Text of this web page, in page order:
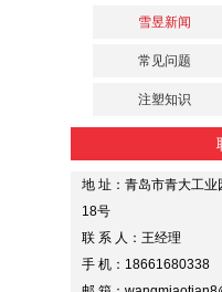
雪昱新闻
常见问题
注塑知识
地 址：青岛市青大工
18号
联 系 人：王经理
手 机：18661680338